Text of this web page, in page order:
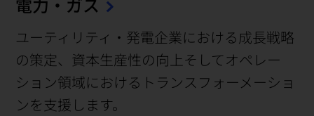
ユーティリティ・発電企業における成長戦略
の策定、資本生産性の向上そしてオペレー
ション領域におけるトランスフォーメーショ
ンを支援します。